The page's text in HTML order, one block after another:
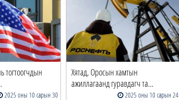
тогтоогчдын
2025 оны 10 сарын 30
Хятад, Оросын хамтын
ажиллагаанд гуравдагч та…
2025 оны 10 сарын 24